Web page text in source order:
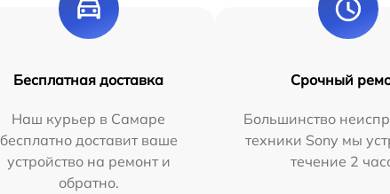
Бесплатная доставка
Наш курьер в Самаре
бесплатно доставит ваше
устройство на ремонт и
обратно.
Срочный
Большинство
техники Sony мы
течение 2